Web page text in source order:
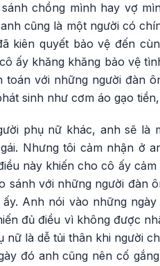
chồng mình hay vợ
cũng là một người có
kiên quyết bảo vệ đến
ấy khăng khăng bảo vệ
với những người đàn
sinh như cơm áo gạo
phụ nữ khác, anh sẽ là
Nhưng tôi cảm nhận ở
này khiến cho cô ấy
sánh với những người đàn
Anh nói vào những
đủ điều vì không được
là dễ tủi thân khi người
đó anh cũng nên cố